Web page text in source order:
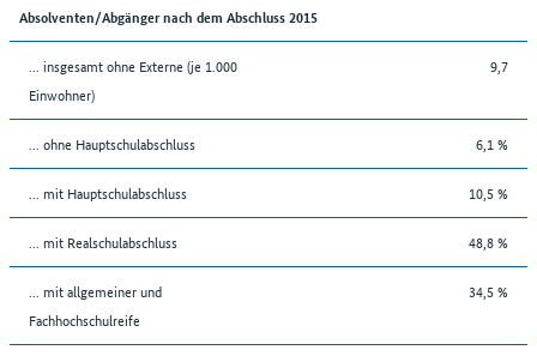
Absolventen/Abgänger nach dem Abschluss 2015
... insgesamt ohne Externe (je 1.000
Einwohner)
9,7
... ohne Hauptschulabschluss 6,1 %
... mit Hauptschulabschluss 10,5 %
... mit Realschulabschluss 48,8 %
... mit allgemeiner und
Fachhochschulreife
34,5 %